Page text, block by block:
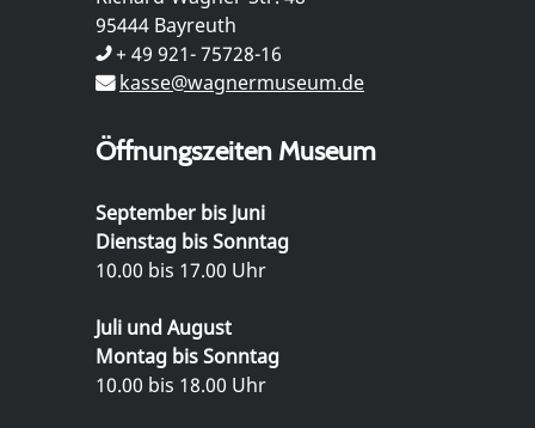
95444 Bayreuth
+ 49 921- 75728-16
kasse@wagnermuseum.de
Öffnungszeiten Museum
September bis Juni
Dienstag bis Sonntag
10.00 bis 17.00 Uhr
Juli und August
Montag bis Sonntag
10.00 bis 18.00 Uhr